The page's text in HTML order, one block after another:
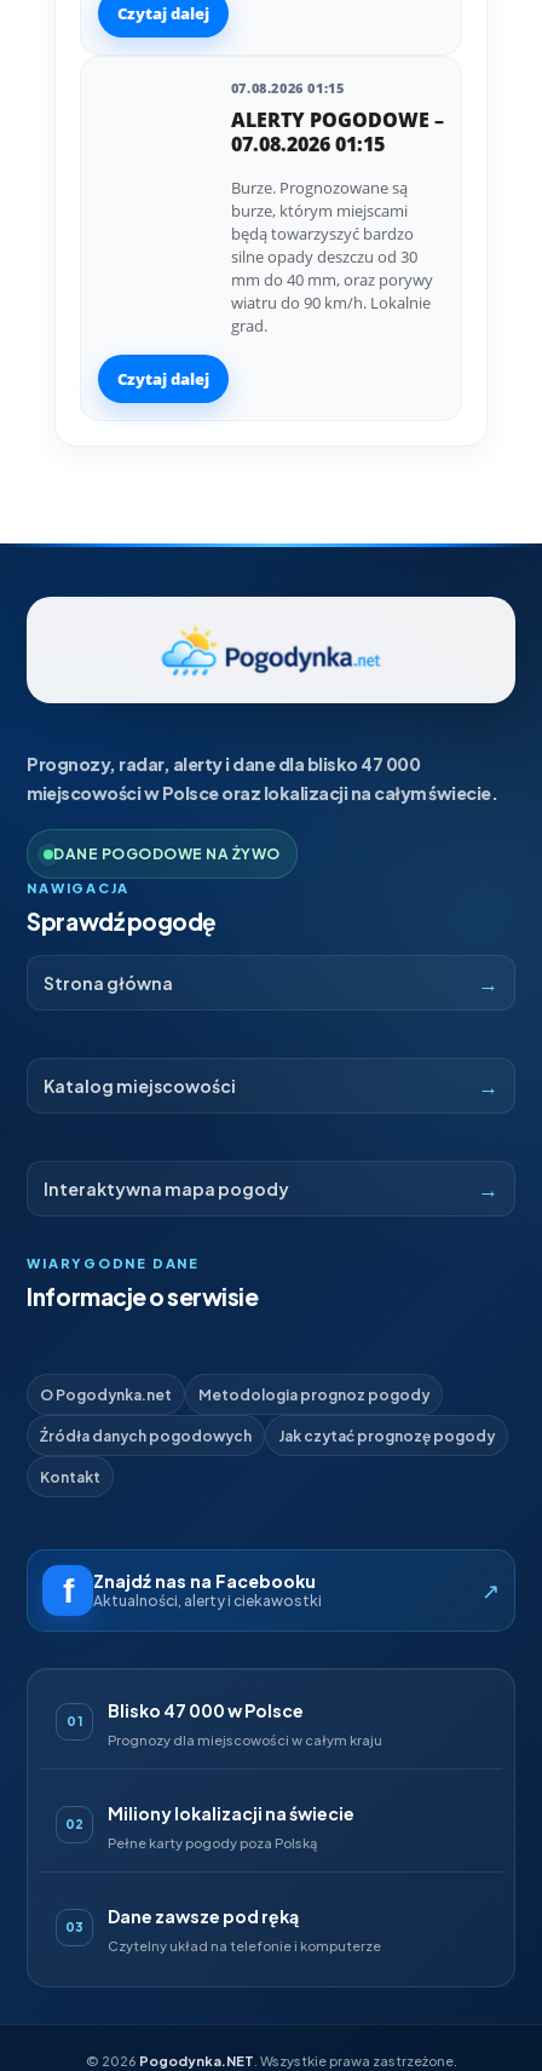
Czytaj dalej
07.08.2026 01:15
ALERTY POGODOWE –
07.08.2026 01:15
Burze. Prognozowane są
burze, którym miejscami
będą towarzyszyć bardzo
silne opady deszczu od 30
mm do 40 mm, oraz porywy
wiatru do 90 km/h. Lokalnie
grad.
Czytaj dalej
Prognozy, radar, alerty i dane dla blisko 47 000
miejscowości w Polsce oraz lokalizacji na całym świecie.
DANE POGODOWE NA ŻYWO
NAWIGACJA
Sprawdź pogodę
Strona główna →
Katalog miejscowości →
Interaktywna mapa pogody →
WIARYGODNE DANE
Informacje o serwisie
O Pogodynka.net Metodologia prognoz pogody
Źródła danych pogodowych Jak czytać prognozę pogody
Kontakt
Znajdź nas na Facebooku
Aktualności, alerty i ciekawostki ↗
01 Blisko 47 000 w Polsce
Prognozy dla miejscowości w całym kraju
02 Miliony lokalizacji na świecie
Pełne karty pogody poza Polską
03 Dane zawsze pod ręką
Czytelny układ na telefonie i komputerze
© 2026 Pogodynka.NET . Wszystkie prawa zastrzeżone.